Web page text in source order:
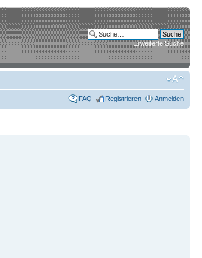
Erweiterte Suche
FAQ Registrieren Anmelden